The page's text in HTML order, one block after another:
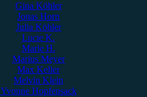
Gina Köhler
Jonas Horn
Julia Köhler
Lucie K.
Marie H.
Marius Meyer
Max Keller
Melvin Klein
Yvonne Hopfensack